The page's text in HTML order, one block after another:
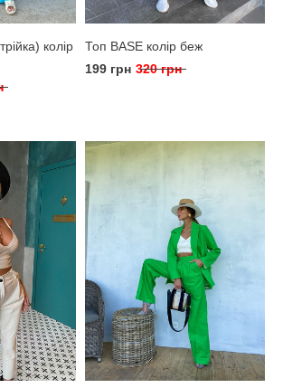
колір
Топ BASE колір беж
199 грн 320 грн